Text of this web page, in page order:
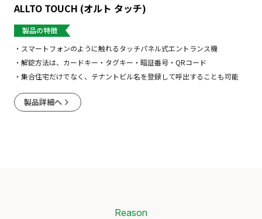
ALLTO TOUCH (オルト タッチ)
製品の特徴
スマートフォンのように触れるタッチパネル式エントランス機
解錠方法は、カードキー・タグキー・暗証番号・QRコード
集合住宅だけでなく、テナントビル名を登録して呼出することも可能
製品詳細へ
Reason